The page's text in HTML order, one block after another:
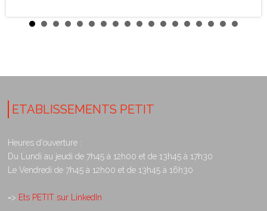
ETABLISSEMENTS PETIT
Heures d'ouverture :
Du Lundi au jeudi de 7h45 à 12h00 et de 13h45 à 17h30
Le Vendredi de 7h45 à 12h00 et de 13h45 à 16h30
=> Ets PETIT sur LinkedIn